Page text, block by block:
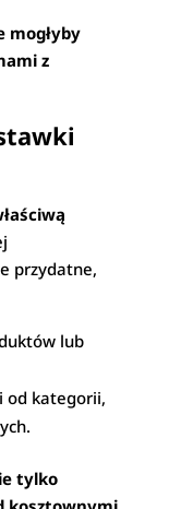
mogłyby
z
przydatne,
lub
od kategorii,
tylko